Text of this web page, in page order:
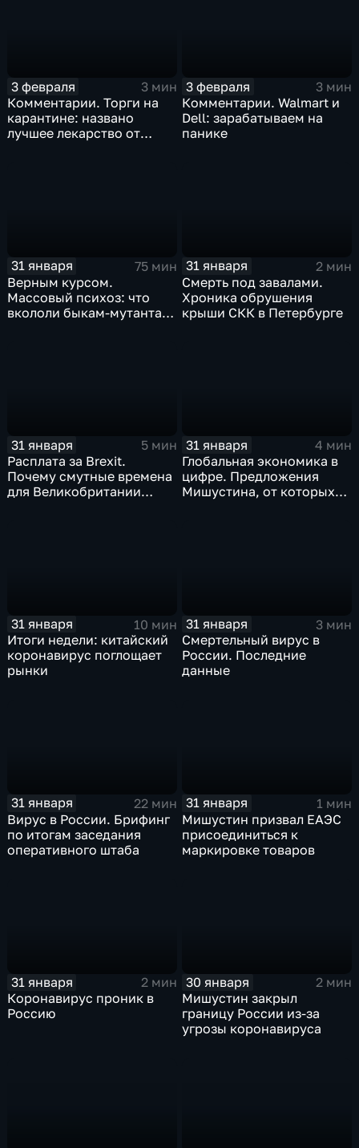
3 февраля
3 мин
Комментарии. Торги на
карантине: названо
лучшее лекарство от
3 февраля
3 мин
Комментарии. Walmart и
Dell: зарабатываем на
панике
31 января
75 мин
Верным курсом.
Массовый психоз: что
вкололи быкам-мутантам,
31 января
2 мин
Смерть под завалами.
Хроника обрушения
крыши СКК в Петербурге
31 января
5 мин
Расплата за Brexit.
Почему смутные времена
для Великобритании
31 января
4 мин
Глобальная экономика в
цифре. Предложения
Мишустина, от которых
31 января
10 мин
Итоги недели: китайский
коронавирус поглощает
рынки
31 января
3 мин
Смертельный вирус в
России. Последние
данные
31 января
22 мин
Вирус в России. Брифинг
по итогам заседания
оперативного штаба
31 января
1 мин
Мишустин призвал ЕАЭС
присоединиться к
маркировке товаров
31 января
2 мин
Коронавирус проник в
Россию
30 января
2 мин
Мишустин закрыл
границу России из-за
угрозы коронавируса